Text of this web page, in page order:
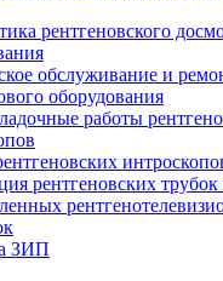
рентгеновского
обслуживание и
оборудования
работы
рентгеновских трубок
ЗИП